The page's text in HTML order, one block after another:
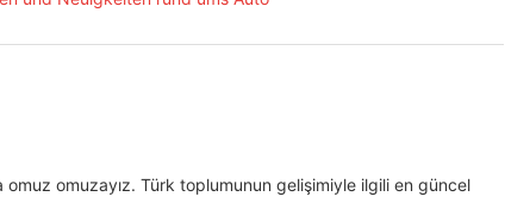
omuzayız. Türk toplumunun gelişimiyle ilgili en güncel